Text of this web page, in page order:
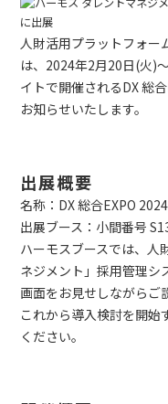
人財活用プラットフォー
は、2024年2月20日(火)
イトで開催されるDX 総
お知らせいたします。
出展概要
名称：DX 総合EXPO
出展ブース：小間番号
ハーモスブースでは、人
ネジメント」採用管理シ
画面をお見せしながらご
これから導入検討を開始
ください。